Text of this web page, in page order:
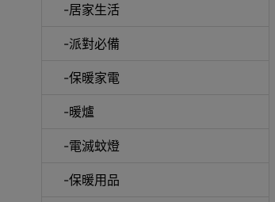
-居家生活
-派對必備
-保暖家電
-暖爐
-電滅蚊燈
-保暖用品